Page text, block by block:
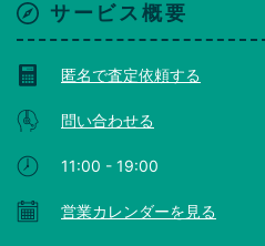
サービス概要
匿名で査定依頼する
問い合わせる
11:00 - 19:00
営業カレンダーを見る